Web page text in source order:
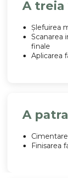
A treia
Șlefuirea
Scanarea
finale
Aplicarea
A
Finisarea